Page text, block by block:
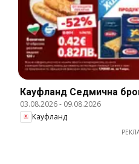
Кауфланд Cедмична
03.08.2026- 09.08.2026
Кауфланд